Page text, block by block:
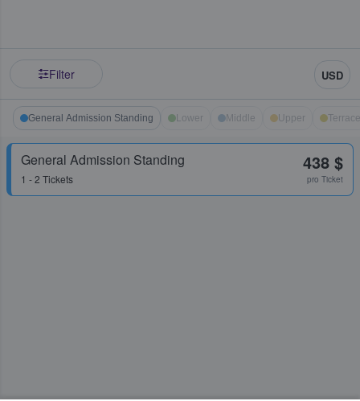
Filter USD
General Admission Standing Lower Middle Upper Terrace
General Admission Standing
1 - 2 Tickets
438 $
pro Ticket